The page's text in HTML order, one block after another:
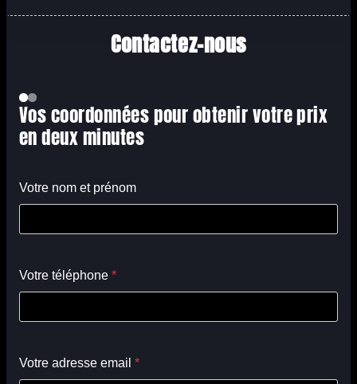
Contactez-nous
Vos coordonnées pour obtenir votre prix
en deux minutes
Votre nom et prénom
Votre téléphone *
Votre adresse email *